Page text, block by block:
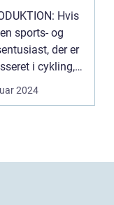
i
Hvis
sports- og
der er
i cykling,
muli...
2024